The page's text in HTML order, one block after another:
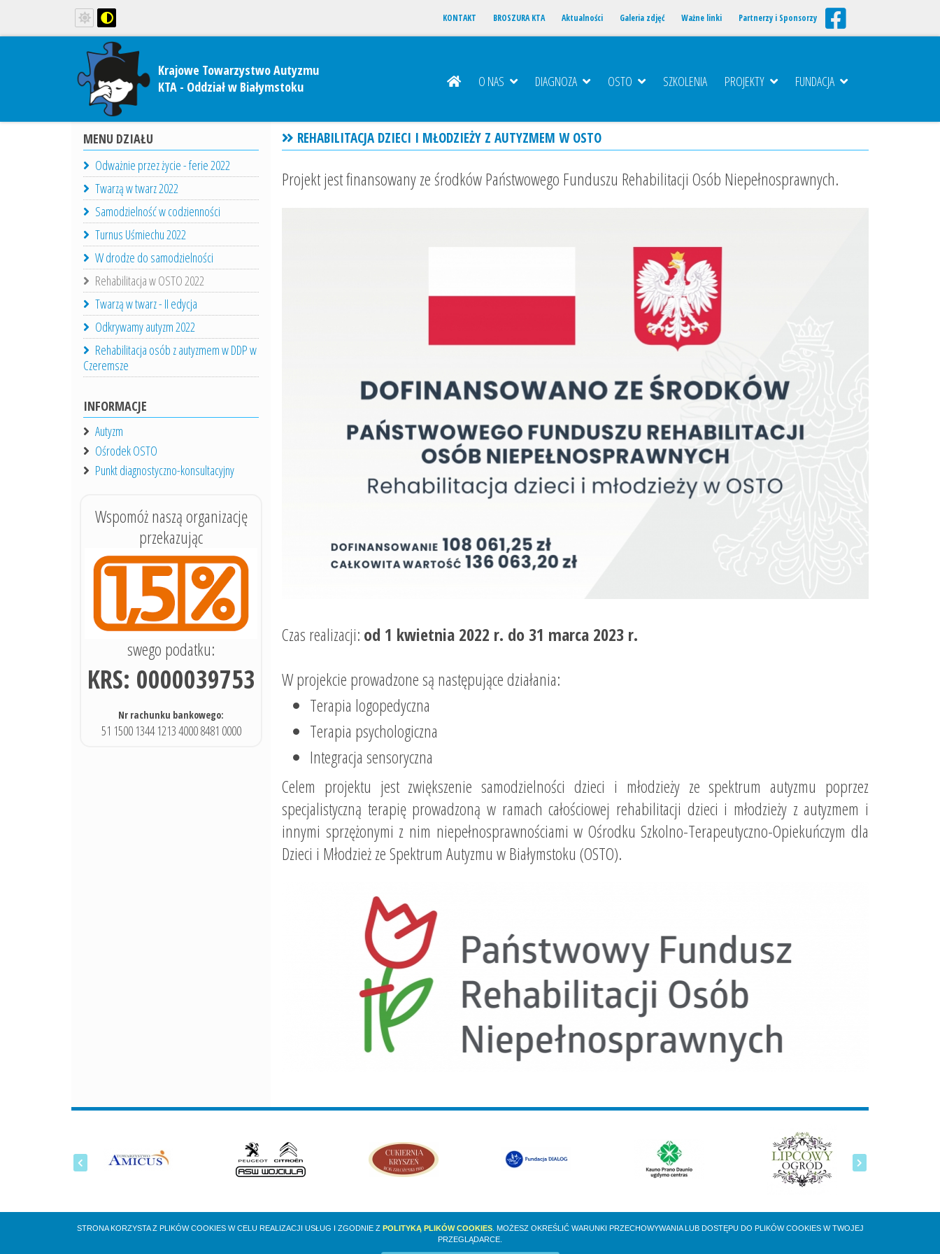
KONTAKT BROSZURA KTA Aktualności Galeria zdjęć Ważne linki Partnerzy i Sponsorzy
Krajowe Towarzystwo Autyzmu
KTA - Oddział w Białymstoku
O NAS DIAGNOZA OSTO SZKOLENIA PROJEKTY FUNDACJA
MENU DZIAŁU
Odważnie przez życie - ferie 2022
Twarzą w twarz 2022
Samodzielność w codzienności
Turnus Uśmiechu 2022
W drodze do samodzielności
Rehabilitacja w OSTO 2022
Twarzą w twarz - II edycja
Odkrywamy autyzm 2022
Rehabilitacja osób z autyzmem w DDP w
Czeremsze
INFORMACJE
Autyzm
Ośrodek OSTO
Punkt diagnostyczno-konsultacyjny
Wspomóż naszą organizację
przekazując
swego podatku:
KRS: 0000039753
Nr rachunku bankowego:
51 1500 1344 1213 4000 8481 0000
REHABILITACJA DZIECI I MŁODZIEŻY Z AUTYZMEM W OSTO
Projekt jest finansowany ze środków Państwowego Funduszu Rehabilitacji Osób Niepełnosprawnych.
Czas realizacji: od 1 kwietnia 2022 r. do 31 marca 2023 r.
W projekcie prowadzone są następujące działania:
Terapia logopedyczna
Terapia psychologiczna
Integracja sensoryczna
Celem projektu jest zwiększenie samodzielności dzieci i młodzieży ze spektrum autyzmu poprzez
specjalistyczną terapię prowadzoną w ramach całościowej rehabilitacji dzieci i młodzieży z autyzmem i
innymi sprzężonymi z nim niepełnosprawnościami w Ośrodku Szkolno-Terapeutyczno-Opiekuńczym dla
Dzieci i Młodzież ze Spektrum Autyzmu w Białymstoku (OSTO).
STRONA KORZYSTA Z PLIKÓW COOKIES W CELU REALIZACJI USŁUG I ZGODNIE Z POLITYKĄ PLIKÓW COOKIES. MOŻESZ OKREŚLIĆ WARUNKI PRZECHOWYWANIA LUB DOSTĘPU DO PLIKÓW COOKIES W TWOJEJ
PRZEGLĄDARCE.